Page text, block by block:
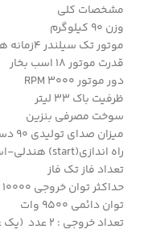
مشخصات کلی
وزن 90 کیلوگرم
موتور تک سیلندر 4زمانه هوا خنک
قدرت موتور 18 اسب بخار
دور موتور 3000 RPM
ظرفیت باک 33 لیتر
سوخت مصرفی بنزین
میزان صدای تولیدی 90 دسیبل
راه اندازی(start) هندلی-استارتی
تعداد فاز تک فاز
حداکثر توان خروجی 10000 وات
توان دائمی 9500 وات
تعداد خروجی : 2 عدد (یک عدد صنعتی-یک عدد عادی)